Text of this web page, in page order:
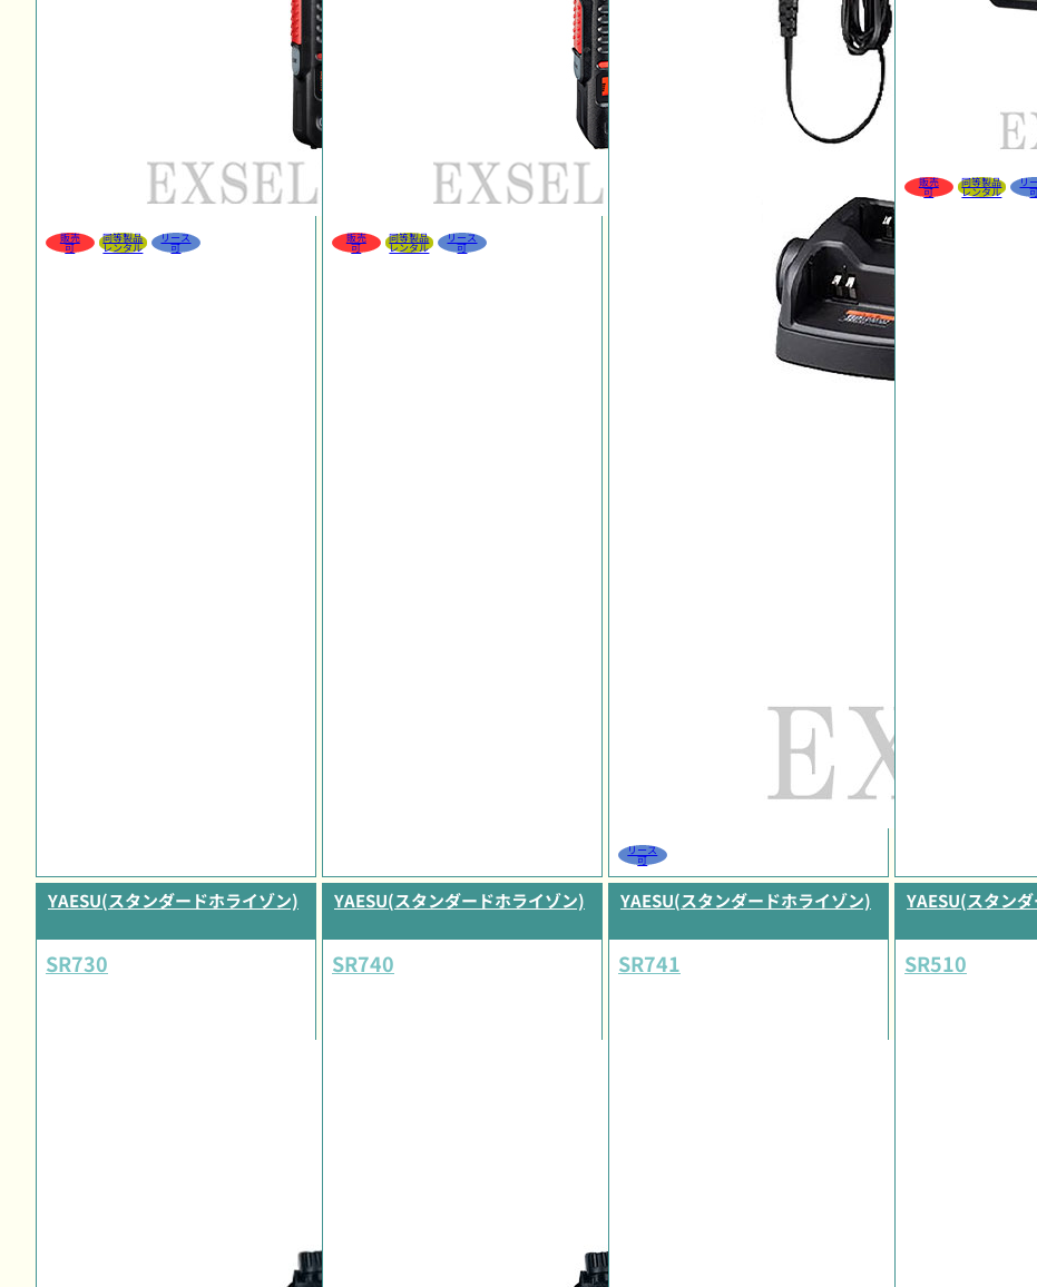
販売
可
同等製品
レンタル
リース
可
販売
可
同等製品
レンタル
リース
可
リース
可
販売
可
同等製品
レンタル
リ
YAESU(スタンダードホライゾン)
SR730
YAESU(スタンダードホライゾン)
SR740
YAESU(スタンダードホライゾン)
SR741
YAESU(スタン
SR510